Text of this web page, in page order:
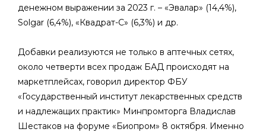
денежном выражении за 2023 г. – «Эвалар» (14,4%),
Solgar (6,4%), «Квадрат-С» (6,3%) и др.
Добавки реализуются не только в аптечных сетях,
около четверти всех продаж БАД происходят на
маркетплейсах, говорил директор ФБУ
«Государственный институт лекарственных средств
и надлежащих практик» Минпромторга Владислав
Шестаков на форуме «Биопром» 8 октября. Именно